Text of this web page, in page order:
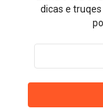
dicas e
Endereço
email